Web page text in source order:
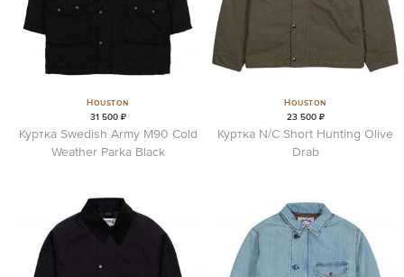
Houston
31 500 ₽
Куртка Swedish Army M90 Cold
Weather Parka Black
Houston
23 500 ₽
Куртка N/C Short Hunting Olive
Drab